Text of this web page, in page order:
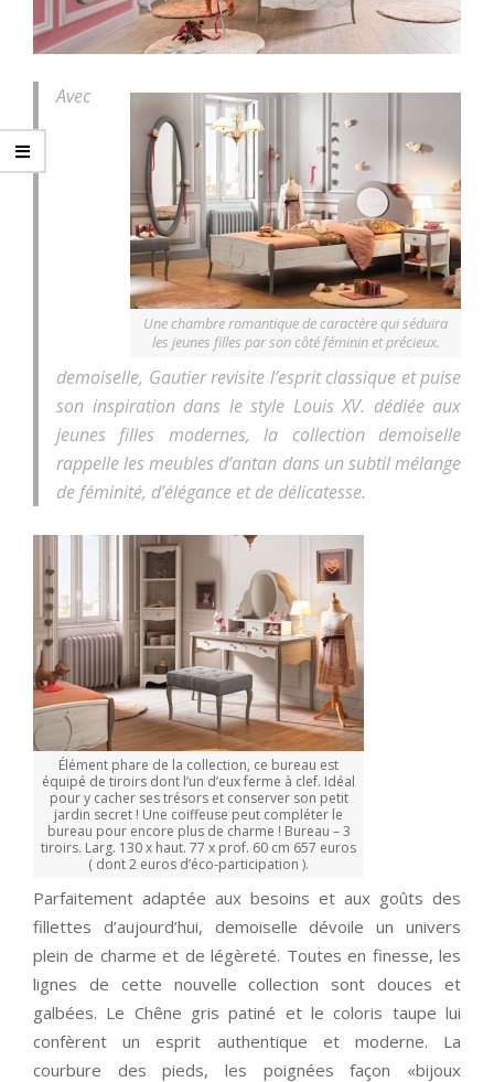
Une chambre romantique de caractère qui séduira
les jeunes filles par son côté féminin et précieux.
Avec
demoiselle, Gautier revisite l’esprit classique et puise
son inspiration dans le style Louis XV. dédiée aux
jeunes filles modernes, la collection demoiselle
rappelle les meubles d’antan dans un subtil mélange
de féminité, d’élégance et de délicatesse.
Élément phare de la collection, ce bureau est
équipé de tiroirs dont l’un d’eux ferme à clef. Idéal
pour y cacher ses trésors et conserver son petit
jardin secret ! Une coiffeuse peut compléter le
bureau pour encore plus de charme ! Bureau – 3
tiroirs. Larg. 130 x haut. 77 x prof. 60 cm 657 euros
( dont 2 euros d’éco-participation ).
Parfaitement adaptée aux besoins et aux goûts des
fillettes d’aujourd’hui, demoiselle dévoile un univers
plein de charme et de légèreté. Toutes en finesse, les
lignes de cette nouvelle collection sont douces et
galbées. Le Chêne gris patiné et le coloris taupe lui
confèrent un esprit authentique et moderne. La
courbure des pieds, les poignées façon «bijoux